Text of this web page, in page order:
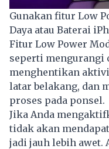
Gunakan fitur Low
Daya atau Baterai
Fitur Low Power
seperti mengurangi
menghentikan
latar belakang, dan
proses pada ponsel.
Jika Anda
tidak akan
jadi jauh lebih